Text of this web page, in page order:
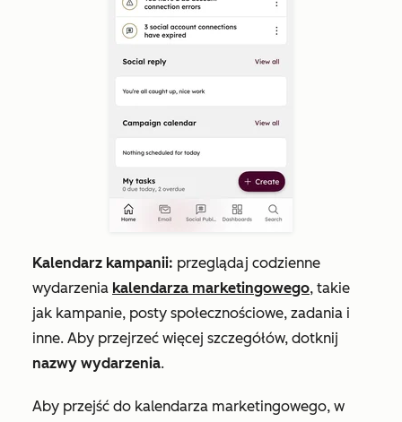
Kalendarz kampanii: przeglądaj codzienne
wydarzenia kalendarza marketingowego, takie
jak kampanie, posty społecznościowe, zadania i
inne. Aby przejrzeć więcej szczegółów, dotknij
nazwy wydarzenia.
Aby przejść do kalendarza marketingowego, w